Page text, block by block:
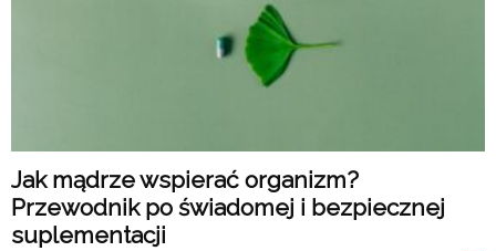
Jak mądrze wspierać organizm?
Przewodnik po świadomej i bezpiecznej
suplementacji